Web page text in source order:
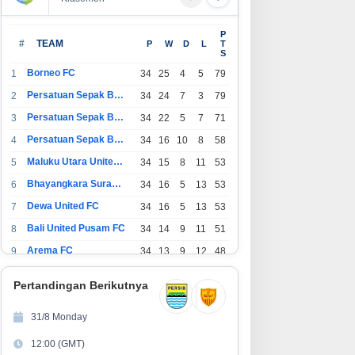
# TEAM P W D L
P
T
S
1 Borneo FC 34 25 4 5
79
2
Persatuan Sepak Bola Indonesia Bandung 34 24 7 3
79
3
Persatuan Sepak Bola Indonesia Jakarta 34 22 5 7
71
4
Persatuan Sepak Bola Surabaya 34 16 10 8
58
5
Maluku Utara United FC 34 15 8 11
53
6
Bhayangkara Surabaya United 34 16 5 13
53
7
Dewa United FC 34 16 5 13
53
8
Bali United Pusam FC 34 14 9 11
51
9
Arema FC 34 13 9 12
48
0
1
11 12 11
2
Pertandingan Berikutnya
31/8 Monday
12:00 (GMT)